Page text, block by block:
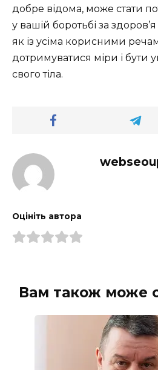
добре відома, може стати
у вашій боротьбі за
як із усіма корисними
дотримуватися міри і бути
свого тіла.
Оцініть автора
Вам також може